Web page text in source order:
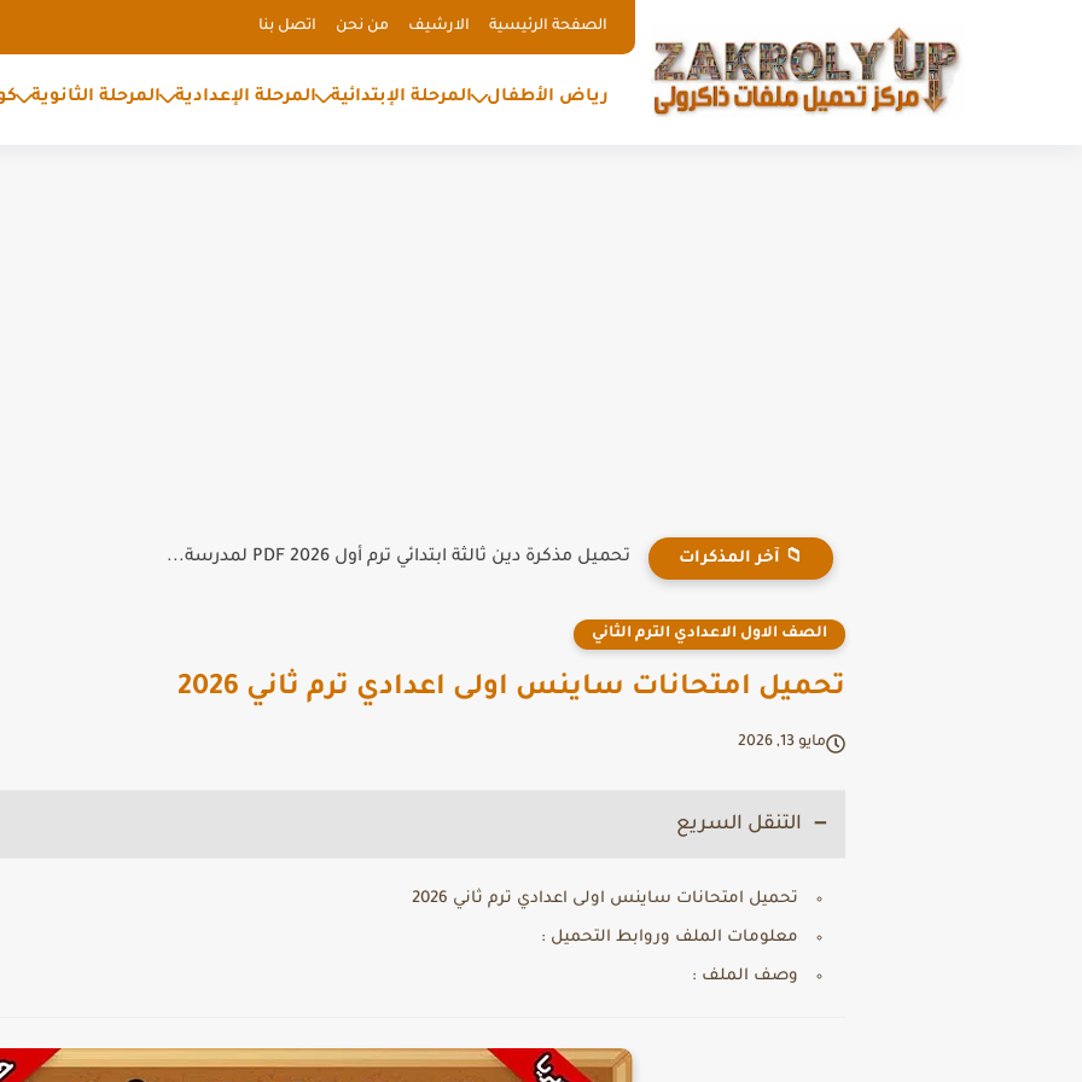
الصفحة الرئيسية الارشيف من نحن اتصل بنا
رياض الأطفال المرحلة الإبتدائية المرحلة الإعدادية المرحلة الثانوية
📁 آخر المذكرات تحميل مذكرة دين ثالثة ابتدائي ترم أول 2026 PDF لمدرسة...
الصف الاول الاعدادي الترم الثاني
تحميل امتحانات ساينس اولى اعدادي ترم ثاني 2026
مايو 13, 2026
التنقل السريع
تحميل امتحانات ساينس اولى اعدادي ترم ثاني 2026
معلومات الملف وروابط التحميل :
وصف الملف :